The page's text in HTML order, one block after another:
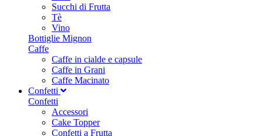
Succhi di Frutta
Tè
Vino
Bottiglie Mignon
Caffe
Caffe in cialde e capsule
Caffe in Grani
Caffe Macinato
Confetti
Confetti
Accessori
Cake Topper
Confetti a Frutta